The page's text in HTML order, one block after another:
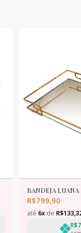
BANDEJA LUANA
R$799,90
até 6x de R$
R$